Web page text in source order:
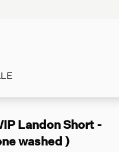
Landon Short -
washed )